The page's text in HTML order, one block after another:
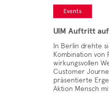
Events
UIM Auftritt
In Berlin drehte
Kombination von
wirkungsvollen
Customer
präsentierte
Aktion Mensch